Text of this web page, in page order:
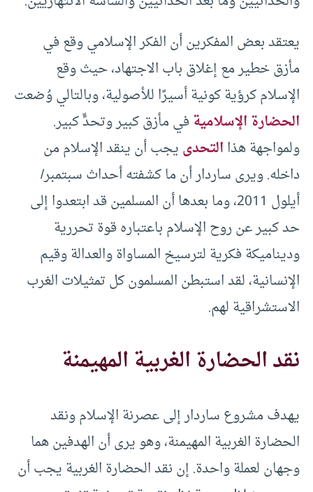
يعتقد بعض المفكرين أن الفكر الإسلامي وقع في
مأزق خطير مع إغلاق باب الاجتهاد، حيث وقع
الإسلام كرؤية كونية أسيرًا للأصولية، وبالتالي وُضعت
الحضارة الإسلاميةفي مأزق كبير وتحدٍّ كبير.
ولمواجهة هذاالتحدىيجب أن ينقد الإسلام من
داخله. ويرى ساردار أن ما كشفته أحداث سبتمبر/
أيلول 2011، وما بعدها أن المسلمين قد ابتعدوا إلى
حد كبير عن روح الإسلام باعتباره قوة تحررية
وديناميكة فكرية لترسيخ المساواة والعدالة وقيم
الإنسانية، لقد استبطن المسلمون كل تمثيلات الغرب
الاستشراقية لهم.
نقد الحضارة الغربية المهيمنة
يهدف مشروع ساردار إلى عصرنة الإسلام ونقد
الحضارة الغربية المهيمنة، وهو يرى أن الهدفين هما
وجهان لعملة واحدة. إن نقد الحضارة الغربية يجب أن